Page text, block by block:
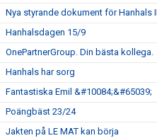
Nya styrande dokument för Hanhals
Hanhalsdagen 15/9
OnePartnerGroup. Din bästa kollega.
Hanhals har sorg
Fantastiska Emil &#10084;&#65039;
Poängbäst 23/24
Jakten på LE MAT kan börja